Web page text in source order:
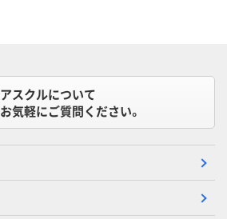
アスクルについて
お気軽にご質問ください。